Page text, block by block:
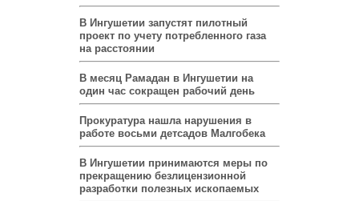
В Ингушетии запустят пилотный
проект по учету потребленного газа
на расстоянии
В месяц Рамадан в Ингушетии на
один час сокращен рабочий день
Прокуратура нашла нарушения в
работе восьми детсадов Малгобека
В Ингушетии принимаются меры по
прекращению безлицензионной
разработки полезных ископаемых